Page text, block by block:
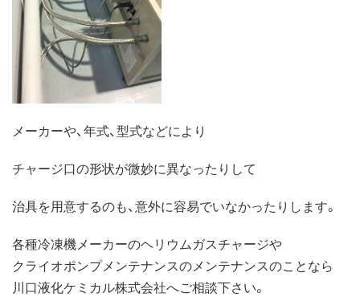
メーカーや、年式、型式などにより
チャージ口の形状が微妙に異なったりして
治具を用意するのも、意外に容易でいなかったりします。
各種冷凍機メーカーのヘリウムガスチャージや
クライオポンプメンテナンスのメンテナンスのことなら
川口液化ケミカル株式会社へご相談下さい。